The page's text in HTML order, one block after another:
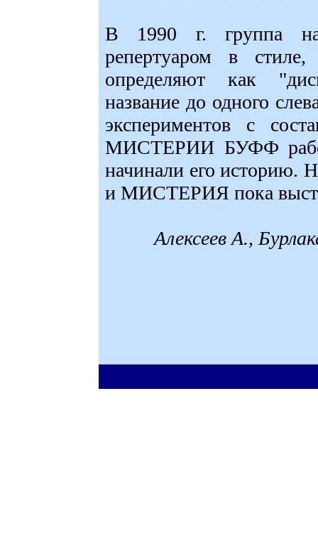
В 1990 г. группа
репертуаром в
определяют как
название до одного
экспериментов с
МИСТЕРИИ БУФФ
начинали его историю.
и МИСТЕРИЯ пока
Алексеев А.,